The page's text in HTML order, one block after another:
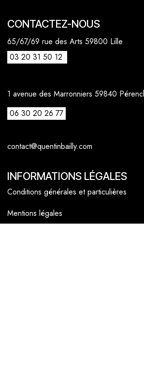
CONTACTEZ-NOUS
65/67/69 rue des Arts 59800 Lille
03 20 31 50 12
1 avenue des Marronniers 59840
06 30 20 26 77
contact@quentinbailly.com
INFORMATIONS LÉGALES
Conditions générales et particulières
Mentions légales